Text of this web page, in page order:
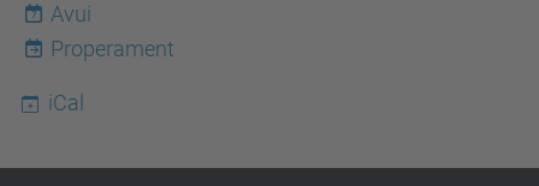
7
Avui
Properament
iCal